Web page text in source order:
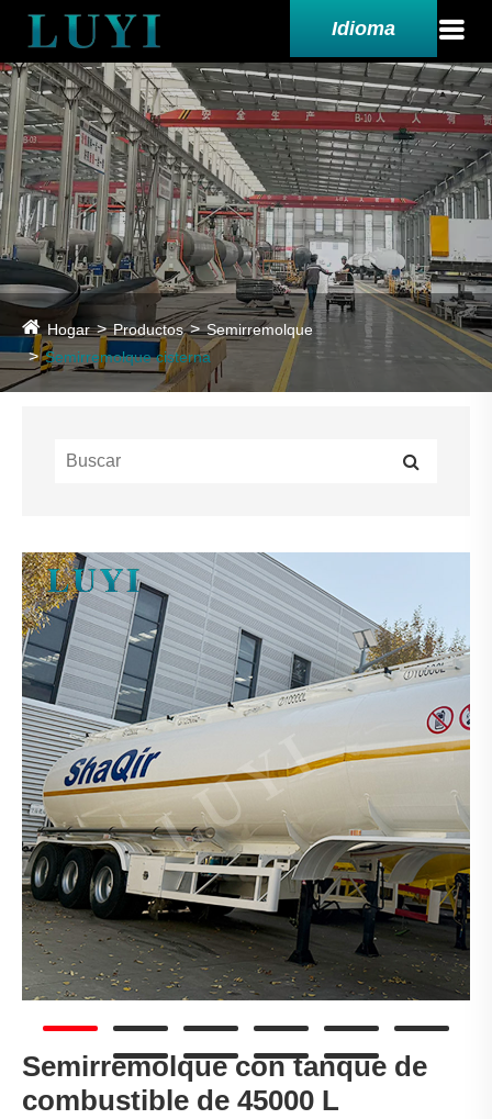
Idioma
Hogar Productos
Semirremolque
Semirremolque cisterna
Semirremolque con tanque de
combustible de 45000 L